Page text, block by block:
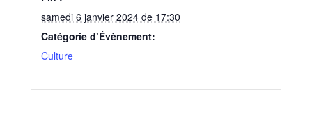
samedi 6 janvier 2024 de 17:30
Catégorie d’Évènement:
Culture